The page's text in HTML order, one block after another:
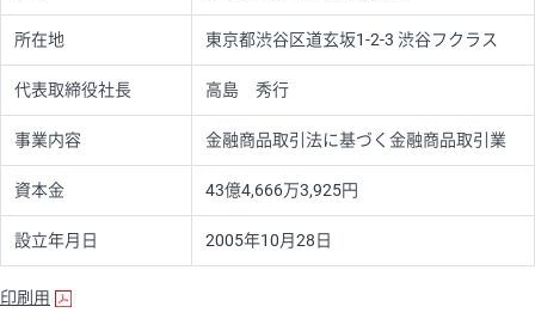
所在地 東京都渋谷区道玄坂1-2-3 渋谷フクラス
代表取締役社長 高島 秀行
事業内容 金融商品取引法に基づく金融商品取引業
資本金 43億4,666万3,925円
設立年月日 2005年10月28日
印刷用